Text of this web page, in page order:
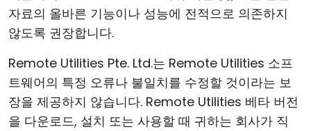
자료의 올바른 기능이나 성능에 전적으로 의존하지
않도록 권장합니다.
Remote Utilities Pte. Ltd.는 Remote Utilities 소프
트웨어의 특정 오류나 불일치를 수정할 것이라는 보
장을 제공하지 않습니다. Remote Utilities 베타 버전
을 다운로드, 설치 또는 사용할 때 귀하는 회사가 직